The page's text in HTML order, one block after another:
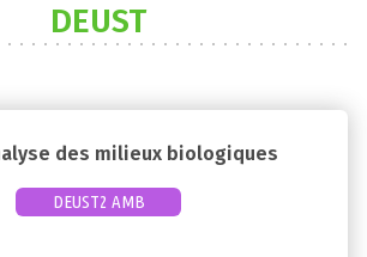
DEUST
des milieux biologiques
DEUST2 AMB